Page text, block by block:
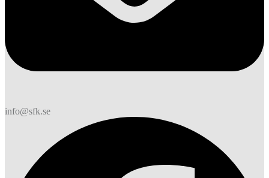
info@sfk.se